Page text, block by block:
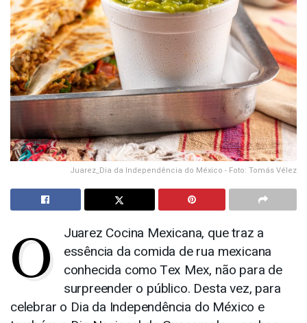
Juarez_Dia da Independência do México - Foto: Tomás Vélez
O
Juarez Cocina Mexicana, que traz a
essência da comida de rua mexicana
conhecida como Tex Mex, não para de
surpreender o público. Desta vez, para
celebrar o Dia da Independência do México e